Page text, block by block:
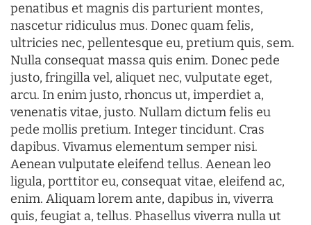
penatibus et magnis dis parturient montes,
nascetur ridiculus mus. Donec quam felis,
ultricies nec, pellentesque eu, pretium quis, sem.
Nulla consequat massa quis enim. Donec pede
justo, fringilla vel, aliquet nec, vulputate eget,
arcu. In enim justo, rhoncus ut, imperdiet a,
venenatis vitae, justo. Nullam dictum felis eu
pede mollis pretium. Integer tincidunt. Cras
dapibus. Vivamus elementum semper nisi.
Aenean vulputate eleifend tellus. Aenean leo
ligula, porttitor eu, consequat vitae, eleifend ac,
enim. Aliquam lorem ante, dapibus in, viverra
quis, feugiat a, tellus. Phasellus viverra nulla ut